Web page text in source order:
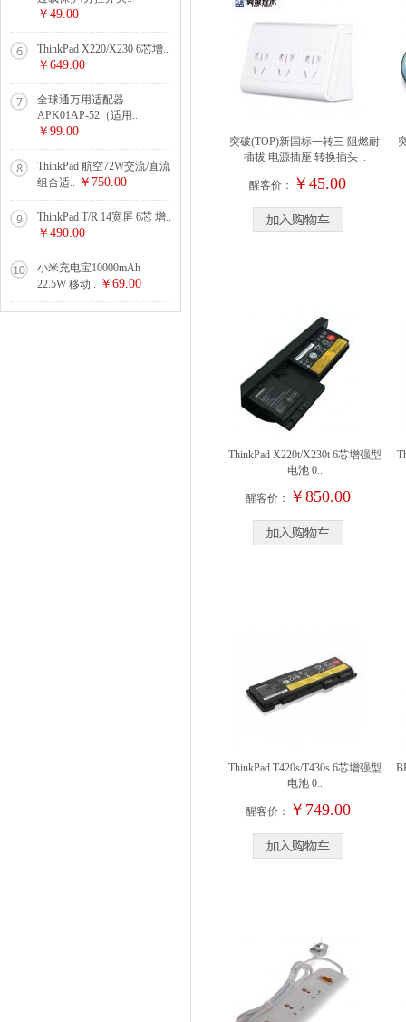
￥49.00
ThinkPad X220/X230 6芯增..
￥649.00
全球通万用适配器
APK01AP-52（适用..
￥99.00
ThinkPad 航空72W交流/直流
组合适.. ￥750.00
ThinkPad T/R 14宽屏 6芯 增..
￥490.00
小米充电宝10000mAh
22.5W 移动.. ￥69.00
突破(TOP)新国标一转三 阻燃耐
插拔 电源插座 转换插头 ..
醒客价： ￥45.00
ThinkPad X220t/X230t 6芯增强型
电池 0..
醒客价： ￥850.00
ThinkPad T420s/T430s 6芯增强型
电池 0..
醒客价： ￥749.00